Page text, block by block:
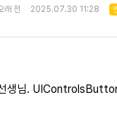
래 전 2025.07.30 11:28
생님.